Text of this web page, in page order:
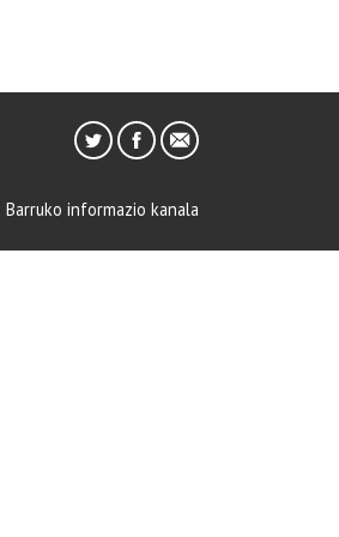
Barruko informazio kanala